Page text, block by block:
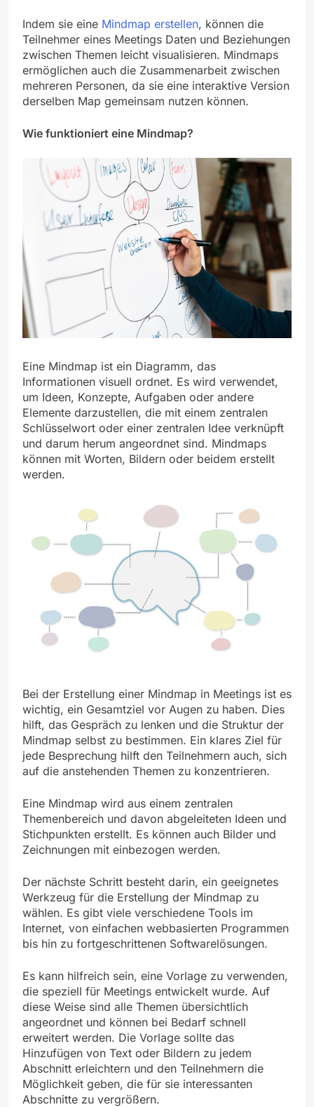
Indem sie eine Mindmap erstellen, können die
Teilnehmer eines Meetings Daten und Beziehungen
zwischen Themen leicht visualisieren. Mindmaps
ermöglichen auch die Zusammenarbeit zwischen
mehreren Personen, da sie eine interaktive Version
derselben Map gemeinsam nutzen können.
Wie funktioniert eine Mindmap?
Eine Mindmap ist ein Diagramm, das
Informationen visuell ordnet. Es wird verwendet,
um Ideen, Konzepte, Aufgaben oder andere
Elemente darzustellen, die mit einem zentralen
Schlüsselwort oder einer zentralen Idee verknüpft
und darum herum angeordnet sind. Mindmaps
können mit Worten, Bildern oder beidem erstellt
werden.
Bei der Erstellung einer Mindmap in Meetings ist es
wichtig, ein Gesamtziel vor Augen zu haben. Dies
hilft, das Gespräch zu lenken und die Struktur der
Mindmap selbst zu bestimmen. Ein klares Ziel für
jede Besprechung hilft den Teilnehmern auch, sich
auf die anstehenden Themen zu konzentrieren.
Eine Mindmap wird aus einem zentralen
Themenbereich und davon abgeleiteten Ideen und
Stichpunkten erstellt. Es können auch Bilder und
Zeichnungen mit einbezogen werden.
Der nächste Schritt besteht darin, ein geeignetes
Werkzeug für die Erstellung der Mindmap zu
wählen. Es gibt viele verschiedene Tools im
Internet, von einfachen webbasierten Programmen
bis hin zu fortgeschrittenen Softwarelösungen.
Es kann hilfreich sein, eine Vorlage zu verwenden,
die speziell für Meetings entwickelt wurde. Auf
diese Weise sind alle Themen übersichtlich
angeordnet und können bei Bedarf schnell
erweitert werden. Die Vorlage sollte das
Hinzufügen von Text oder Bildern zu jedem
Abschnitt erleichtern und den Teilnehmern die
Möglichkeit geben, die für sie interessanten
Abschnitte zu vergrößern.